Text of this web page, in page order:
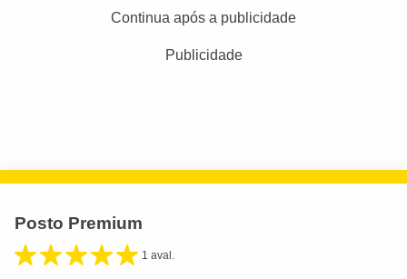
Continua após a publicidade
Publicidade
Posto Premium
1 aval.